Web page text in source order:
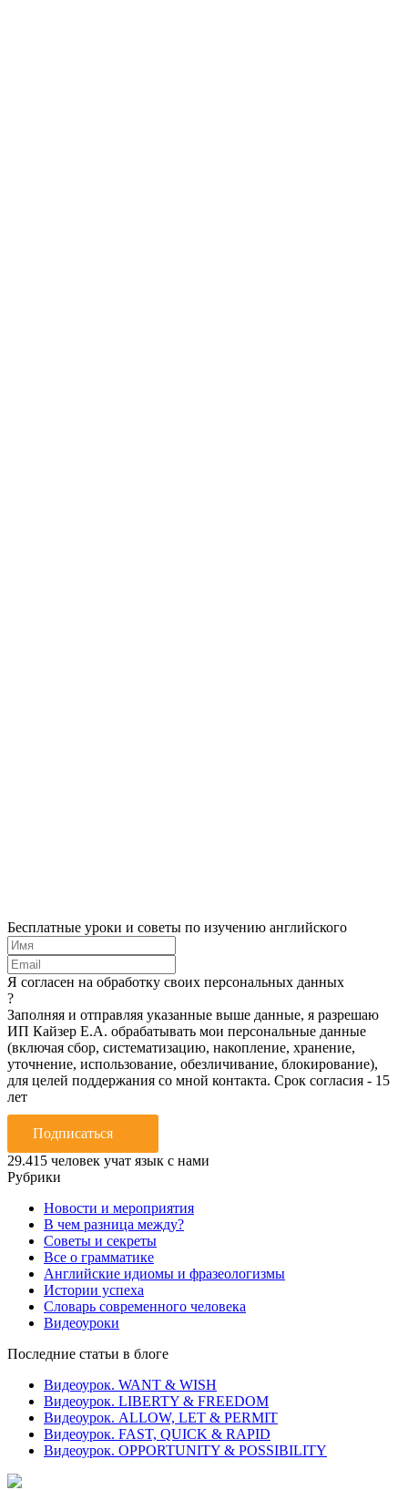
Бесплатные уроки и советы по изучению английского
Я согласен на обработку своих персональных данных
?
Заполняя и отправляя указанные выше данные, я разрешаю
ИП Кайзер Е.А. обрабатывать мои персональные данные
(включая сбор, систематизацию, накопление, хранение,
уточнение, использование, обезличивание, блокирование),
для целей поддержания со мной контакта. Срок согласия - 15
лет
Подписаться
29.415 человек учат язык с нами
Рубрики
Новости и мероприятия
В чем разница между?
Советы и секреты
Все о грамматике
Английские идиомы и фразеологизмы
Истории успеха
Словарь современного человека
Видеоуроки
Последние статьи в блоге
Видеоурок. WANT & WISH
Видеоурок. LIBERTY & FREEDOM
Видеоурок. ALLOW, LET & PERMIT
Видеоурок. FAST, QUICK & RAPID
Видеоурок. OPPORTUNITY & POSSIBILITY